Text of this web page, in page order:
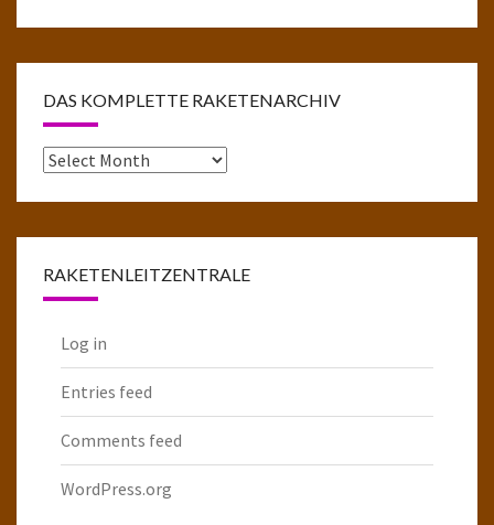
DAS KOMPLETTE RAKETENARCHIV
Das
RAKETENLEITZENTRALE
Log in
Entries feed
Comments feed
WordPress.org